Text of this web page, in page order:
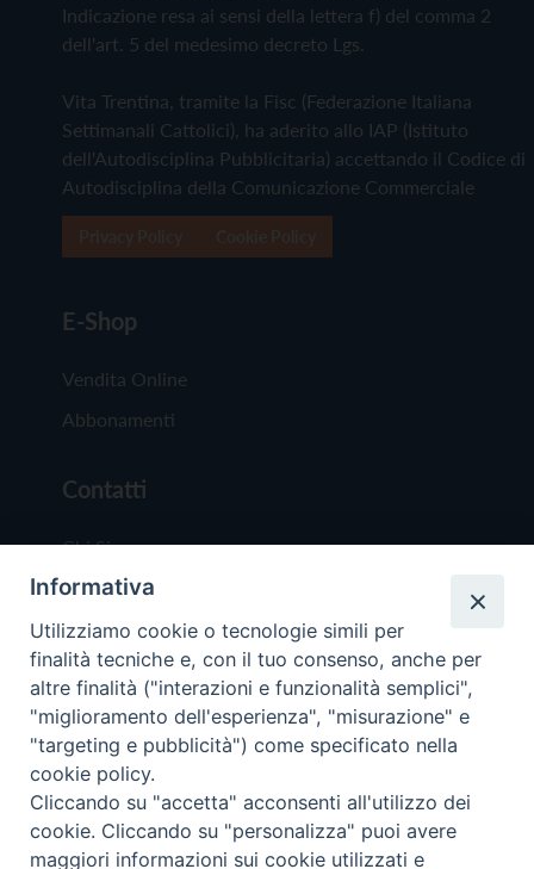
Indicazione resa ai sensi della lettera f) del comma 2
dell'art. 5 del medesimo decreto Lgs.
Vita Trentina, tramite la Fisc (Federazione Italiana
Settimanali Cattolici), ha aderito allo IAP (Istituto
dell'Autodisciplina Pubblicitaria) accettando il Codice di
Autodisciplina della Comunicazione Commerciale
E-Shop
Vendita Online
Abbonamenti
Contatti
Chi Siamo
Redazione
Scrivici
Copyright © 2019 - Tutti i diritti riservati - Vita
Trentina Editrice
Informativa
Utilizziamo cookie o tecnologie simili per
finalità tecniche e, con il tuo consenso, anche per
altre finalità ("interazioni e funzionalità semplici",
"miglioramento dell'esperienza", "misurazione" e
"targeting e pubblicità") come specificato nella
cookie policy.
Cliccando su "accetta" acconsenti all'utilizzo dei
cookie. Cliccando su "personalizza" puoi avere
maggiori informazioni sui cookie utilizzati e